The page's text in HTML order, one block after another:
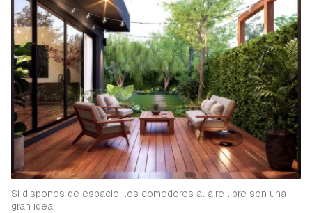
Si dispones de espacio, los comedores al aire libre son una
gran idea.